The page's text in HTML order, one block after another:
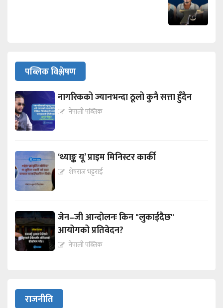
पब्लिक विश्लेषण
नागरिकको ज्यानभन्दा ठूलो कुनै सत्ता हुँदैन
नेपाली पब्लिक
‘थ्याङ्क यू’ प्राइम मिनिस्टर कार्की
शेषराज भट्टराई
जेन–जी आन्दोलनः किन "लुकाईदैछ"
आयोगको प्रतिवेदन?
नेपाली पब्लिक
राजनीति